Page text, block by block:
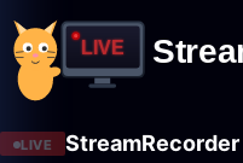
LIVE StreamRecorder